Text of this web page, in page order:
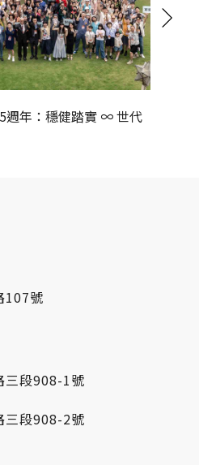
週年：穩健踏實 ∞ 世代
107號
三段908-1號
三段908-2號